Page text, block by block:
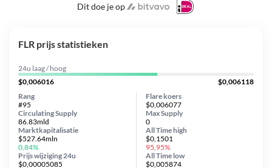
Dit doe je op
FLR prijs statistieken
24u laag / hoog
$0,006016
$0,006118
Flare koers
$0,006077
Circulating Supply
86.83mld
Prijs wijziging 24u
$0,00005085
Max Supply
0
Marktkapitalisatie
$527.64mln
0,84%
Rang
#95
All Timehigh
$0,1501
95,95%
All Time low
$0,005874